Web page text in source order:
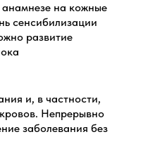
на кожные
сенсибилизации
развитие
и, в частности,
Непрерывно
заболевания без